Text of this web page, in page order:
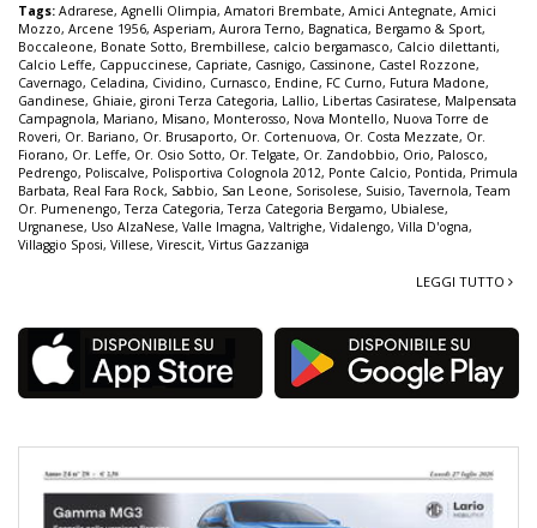
Tags: Adrarese, Agnelli Olimpia, Amatori Brembate, Amici Antegnate, Amici
Mozzo, Arcene 1956, Asperiam, Aurora Terno, Bagnatica, Bergamo & Sport,
Boccaleone, Bonate Sotto, Brembillese, calcio bergamasco, Calcio dilettanti,
Calcio Leffe, Cappuccinese, Capriate, Casnigo, Cassinone, Castel Rozzone,
Cavernago, Celadina, Cividino, Curnasco, Endine, FC Curno, Futura Madone,
Gandinese, Ghiaie, gironi Terza Categoria, Lallio, Libertas Casiratese, Malpensata
Campagnola, Mariano, Misano, Monterosso, Nova Montello, Nuova Torre de
Roveri, Or. Bariano, Or. Brusaporto, Or. Cortenuova, Or. Costa Mezzate, Or.
Fiorano, Or. Leffe, Or. Osio Sotto, Or. Telgate, Or. Zandobbio, Orio, Palosco,
Pedrengo, Poliscalve, Polisportiva Colognola 2012, Ponte Calcio, Pontida, Primula
Barbata, Real Fara Rock, Sabbio, San Leone, Sorisolese, Suisio,Tavernola,Team
Or. Pumenengo,Terza Categoria,Terza Categoria Bergamo, Ubialese,
Urgnanese, Uso AlzaNese, Valle Imagna, Valtrighe, Vidalengo, Villa D'ogna,
Villaggio Sposi, Villese, Virescit, Virtus Gazzaniga
LEGGI TUTTO